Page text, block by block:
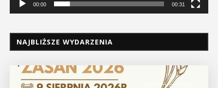
00:00 00:31
NAJBLIŻSZE WYDARZENIA